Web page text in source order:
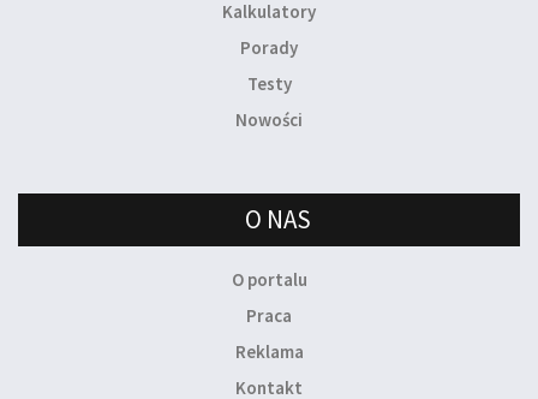
Kalkulatory
Porady
Testy
Nowości
O NAS
O portalu
Praca
Reklama
Kontakt